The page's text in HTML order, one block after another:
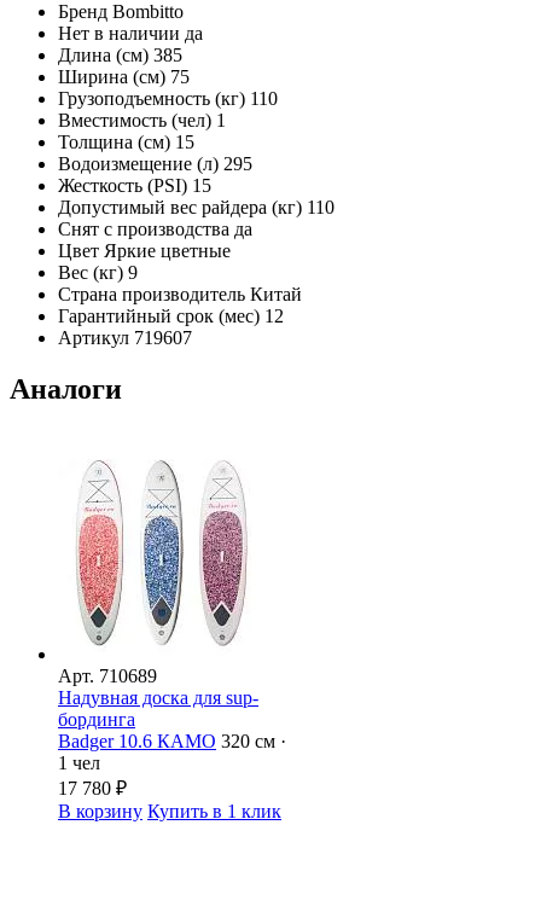
Бренд Bombitto
Нет в наличии да
Длина (см) 385
Ширина (см) 75
Грузоподъемность (кг) 110
Вместимость (чел) 1
Толщина (см) 15
Водоизмещение (л) 295
Жесткость (PSI) 15
Допустимый вес райдера (кг) 110
Снят с производства да
Цвет Яркие цветные
Вес (кг) 9
Страна производитель Китай
Гарантийный срок (мес) 12
Артикул 719607
Аналоги
Арт. 710689
Надувная доска для sup-
бординга
Badger 10.6 КАМО 320 см ·
1 чел
17 780 ₽
В корзину Купить в 1 клик